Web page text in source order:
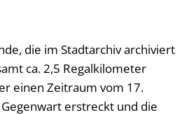
die im Stadtarchiv archiviert
ca. 2,5 Regalkilometer
einen Zeitraum vom 17.
erstreckt und die